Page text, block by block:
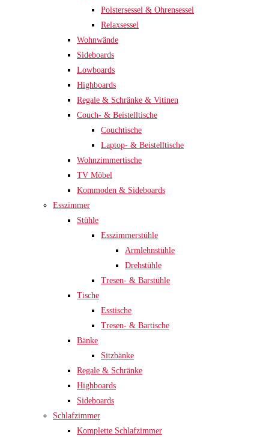
Polstersessel & Ohrensessel
Relaxsessel
Wohnwände
Sideboards
Lowboards
Highboards
Regale & Schränke & Vitinen
Couch- & Beistelltische
Couchtische
Laptop- & Beistelltische
Wohnzimmertische
TV Möbel
Kommoden & Sideboards
Esszimmer
Stühle
Esszimmerstühle
Armlehnstühle
Drehstühle
Tresen- & Barstühle
Tische
Esstische
Tresen- & Bartische
Bänke
Sitzbänke
Regale & Schränke
Highboards
Sideboards
Schlafzimmer
Komplette Schlafzimmer